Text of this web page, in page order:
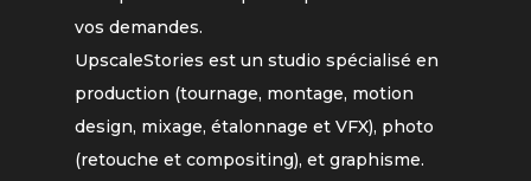
vos demandes.
UpscaleStories est un studio spécialisé en
production (tournage, montage, motion
design, mixage, étalonnage et VFX), photo
(retouche et compositing), et graphisme.